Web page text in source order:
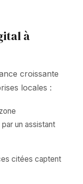
à
croissante
locales :
un assistant
citées captent